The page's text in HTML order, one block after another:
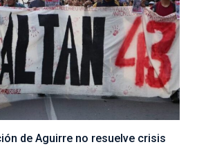
de Aguirre no resuelve crisis